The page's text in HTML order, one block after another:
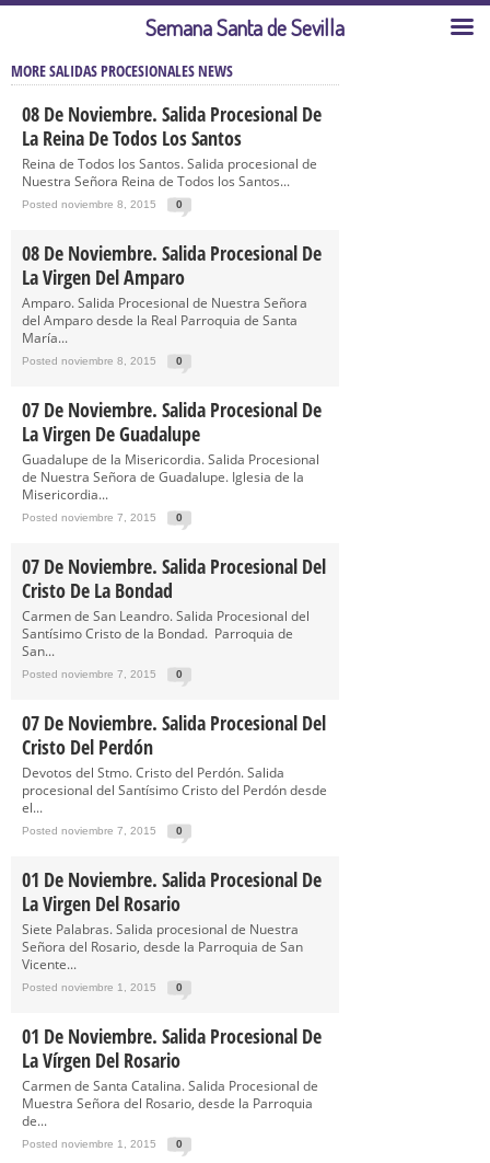
MORE SALIDAS PROCESIONALES NEWS
08 De Noviembre. Salida Procesional De
La Reina De Todos Los Santos
Reina de Todos los Santos. Salida procesional de
Nuestra Señora Reina de Todos los Santos...
Posted noviembre 8, 2015 0
08 De Noviembre. Salida Procesional De
La Virgen Del Amparo
Amparo. Salida Procesional de Nuestra Señora
del Amparo desde la Real Parroquia de Santa
María...
Posted noviembre 8, 2015 0
07 De Noviembre. Salida Procesional De
La Virgen De Guadalupe
Guadalupe de la Misericordia. Salida Procesional
de Nuestra Señora de Guadalupe. Iglesia de la
Misericordia...
Posted noviembre 7, 2015 0
07 De Noviembre. Salida Procesional Del
Cristo De La Bondad
Carmen de San Leandro. Salida Procesional del
Santísimo Cristo de la Bondad. Parroquia de
San...
Posted noviembre 7, 2015 0
07 De Noviembre. Salida Procesional Del
Cristo Del Perdón
Devotos del Stmo. Cristo del Perdón. Salida
procesional del Santísimo Cristo del Perdón desde
el...
Posted noviembre 7, 2015 0
01 De Noviembre. Salida Procesional De
La Virgen Del Rosario
Siete Palabras. Salida procesional de Nuestra
Señora del Rosario, desde la Parroquia de San
Vicente...
Posted noviembre 1, 2015 0
01 De Noviembre. Salida Procesional De
La Vírgen Del Rosario
Carmen de Santa Catalina. Salida Procesional de
Muestra Señora del Rosario, desde la Parroquia
de...
Posted noviembre 1, 2015 0
Semana Santa de Sevilla